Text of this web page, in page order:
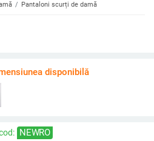
Pantaloni scurți de damă
disponibilă
NEWRO